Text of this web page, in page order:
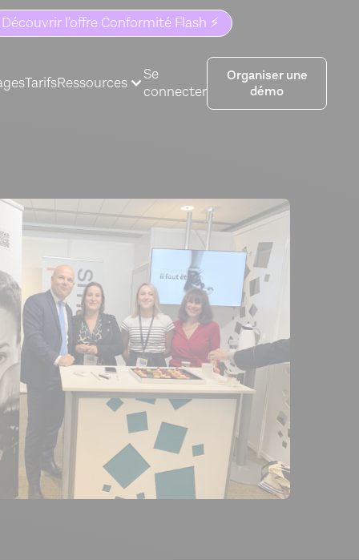
Découvrir l'offre Conformité Flash ⚡️
TarifsRessources
Se
connecter
Organiser une
démo